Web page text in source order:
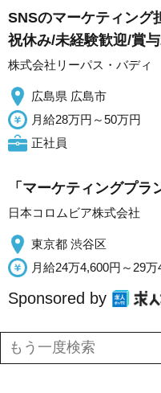
SNSのマーケティング
祝休み/未経験歓迎/賞
株式会社リーパス・バディ
広島県 広島市
月給28万円～50万円
正社員
「マーケティングプ
日本コロムビア株式会社
東京都 渋谷区
月給24万4,600円～29万
Sponsored by